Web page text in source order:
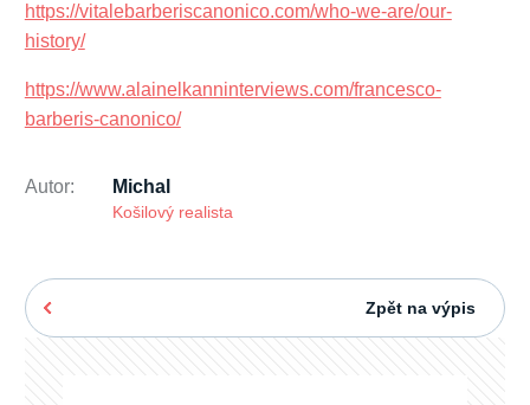
https://vitalebarberiscanonico.com/who-we-are/our-
history/
https://www.alainelkanninterviews.com/francesco-
barberis-canonico/
Autor: Michal
Košilový realista
Zpět na výpis